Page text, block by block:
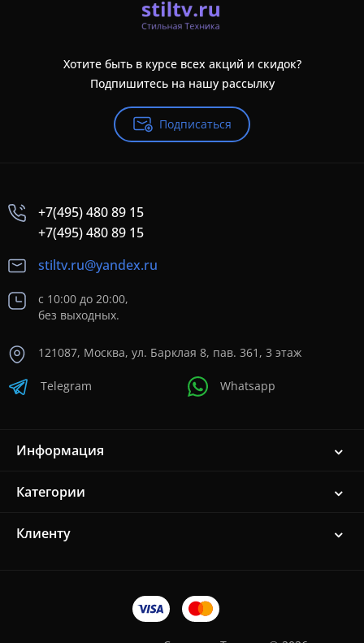
Хотите быть в курсе всех акций и скидок?
Подпишитесь на нашу рассылку
Подписаться
+7(495) 480 89 15
+7(495) 480 89 15
stiltv.ru@yandex.ru
с 10:00 до 20:00,
без выходных.
121087, Москва, ул. Барклая 8, пав. 361, 3 этаж
Telegram Whatsapp
Информация
Категории
Клиенту